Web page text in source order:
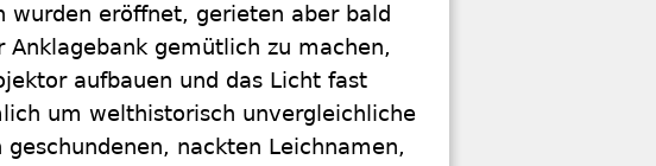
wurden eröffnet, gerieten aber bald
Anklagebank gemütlich zu machen,
aufbauen und das Licht fast
um welthistorisch unvergleichliche
nackten Leichnamen,